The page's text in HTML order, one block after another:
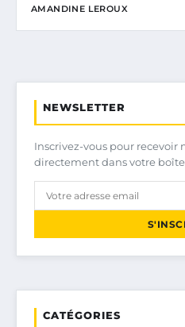
AMANDINE LEROUX
NEWSLETTER
Inscrivez-vous pour recevoir
directement dans votre
CATÉGORIES